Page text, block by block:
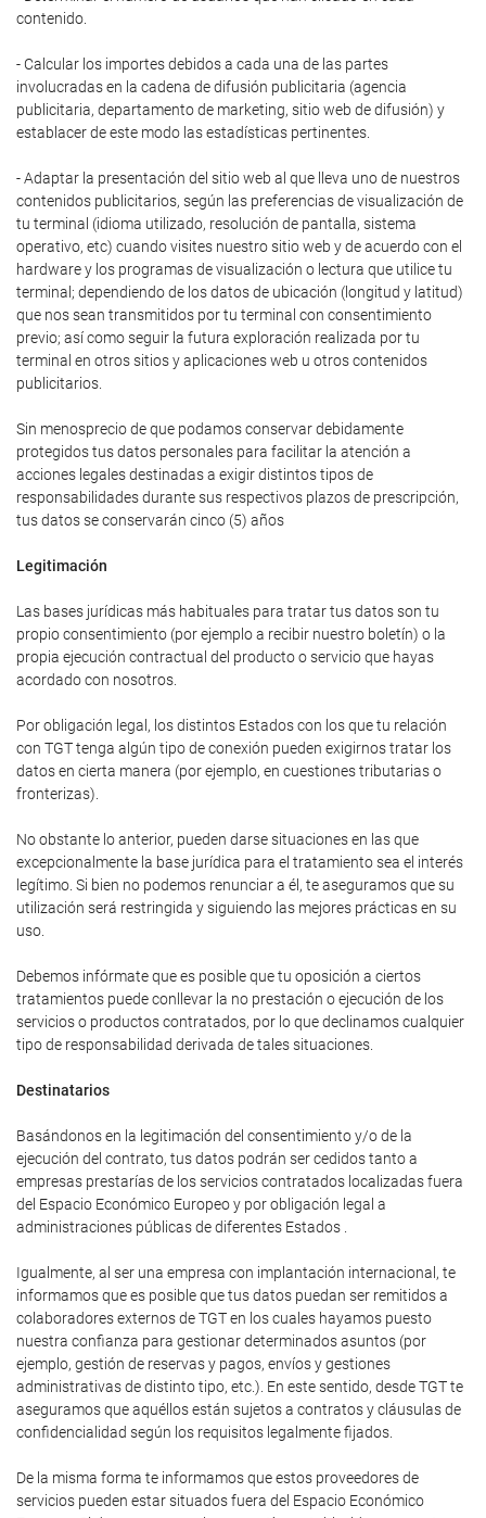
contenido.
- Calcular los importes debidos a cada una de las partes
involucradas en la cadena de difusión publicitaria (agencia
publicitaria, departamento de marketing, sitio web de difusión) y
establacer de este modo las estadísticas pertinentes.
- Adaptar la presentación del sitio web al que lleva uno de nuestros
contenidos publicitarios, según las preferencias de visualización de
tu terminal (idioma utilizado, resolución de pantalla, sistema
operativo, etc) cuando visites nuestro sitio web y de acuerdo con el
hardware y los programas de visualización o lectura que utilice tu
terminal; dependiendo de los datos de ubicación (longitud y latitud)
que nos sean transmitidos por tu terminal con consentimiento
previo; así como seguir la futura exploración realizada por tu
terminal en otros sitios y aplicaciones web u otros contenidos
publicitarios.
Sin menosprecio de que podamos conservar debidamente
protegidos tus datos personales para facilitar la atención a
acciones legales destinadas a exigir distintos tipos de
responsabilidades durante sus respectivos plazos de prescripción,
tus datos se conservarán cinco (5) años
Legitimación
Las bases jurídicas más habituales para tratar tus datos son tu
propio consentimiento (por ejemplo a recibir nuestro boletín) o la
propia ejecución contractual del producto o servicio que hayas
acordado con nosotros.
Por obligación legal, los distintos Estados con los que tu relación
con TGT tenga algún tipo de conexión pueden exigirnos tratar los
datos en cierta manera (por ejemplo, en cuestiones tributarias o
fronterizas).
No obstante lo anterior, pueden darse situaciones en las que
excepcionalmente la base jurídica para el tratamiento sea el interés
legítimo. Si bien no podemos renunciar a él, te aseguramos que su
utilización será restringida y siguiendo las mejores prácticas en su
uso.
Debemos infórmate que es posible que tu oposición a ciertos
tratamientos puede conllevar la no prestación o ejecución de los
servicios o productos contratados, por lo que declinamos cualquier
tipo de responsabilidad derivada de tales situaciones.
Destinatarios
Basándonos en la legitimación del consentimiento y/o de la
ejecución del contrato, tus datos podrán ser cedidos tanto a
empresas prestarías de los servicios contratados localizadas fuera
del Espacio Económico Europeo y por obligación legal a
administraciones públicas de diferentes Estados .
Igualmente, al ser una empresa con implantación internacional, te
informamos que es posible que tus datos puedan ser remitidos a
colaboradores externos de TGT en los cuales hayamos puesto
nuestra confianza para gestionar determinados asuntos (por
ejemplo, gestión de reservas y pagos, envíos y gestiones
administrativas de distinto tipo, etc.). En este sentido, desde TGT te
aseguramos que aquéllos están sujetos a contratos y cláusulas de
confidencialidad según los requisitos legalmente fijados.
De la misma forma te informamos que estos proveedores de
servicios pueden estar situados fuera del Espacio Económico